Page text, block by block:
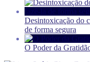
Desintoxicação do
de forma segura
O Poder da